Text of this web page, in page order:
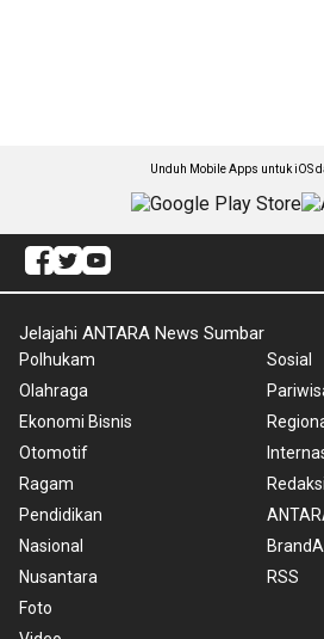
Unduh Mobile Apps untuk iOS
Jelajahi ANTARA News Sumbar
Polhukam
Olahraga
Ekonomi Bisnis
Otomotif
Ragam
Pendidikan
Nasional
Nusantara
Foto
Sosial
Redaksi
BrandA
RSS